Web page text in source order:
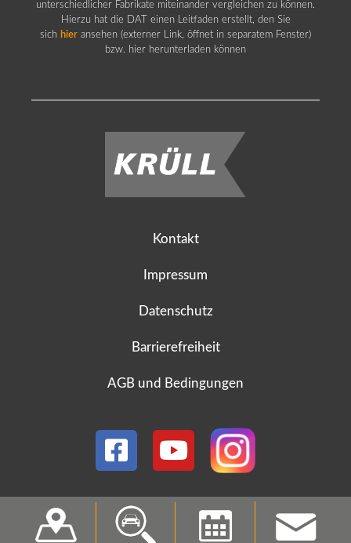
unterschiedlicher Fabrikate miteinander vergleichen zu können.
Hierzu hat die DAT einen Leitfaden erstellt, den Sie
sich hier ansehen (externer Link, öffnet in separatem Fenster)
bzw. hier herunterladen können
Kontakt
Impressum
Datenschutz
Barrierefreiheit
AGB und Bedingungen